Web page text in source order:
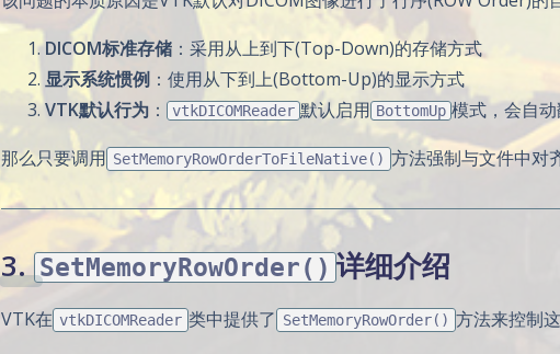
DICOM标准存储 ：采用从上到下(Top-Down)的存储方式
显示系统惯例 ：使用从下到上(Bottom-Up)的显示方式
VTK默认行为 ： vtkDICOMReader 默认启用 BottomUp 模式，会自
那么只要调用 SetMemoryRowOrderToFileNative() 方法强制与文件中对
3. SetMemoryRowOrder() 详细介绍
VTK在 vtkDICOMReader 类中提供了 SetMemoryRowOrder() 方法来控制这